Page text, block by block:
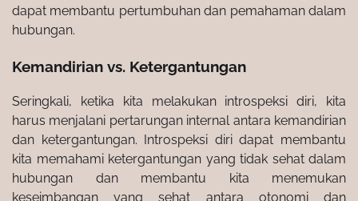
dapat membantu pertumbuhan dan pemahaman dalam
hubungan.
Kemandirian vs. Ketergantungan
Seringkali, ketika kita melakukan introspeksi diri, kita
harus menjalani pertarungan internal antara kemandirian
dan ketergantungan. Introspeksi diri dapat membantu
kita memahami ketergantungan yang tidak sehat dalam
hubungan dan membantu kita menemukan
keseimbangan yang sehat antara otonomi dan